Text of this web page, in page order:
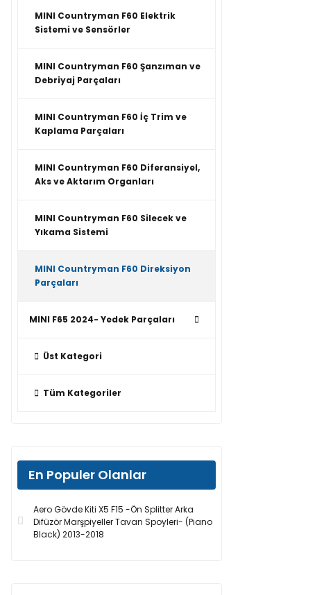
MINI Countryman F60 Elektrik
Sistemi ve Sensörler
MINI Countryman F60 Şanzıman ve
Debriyaj Parçaları
MINI Countryman F60 İç Trim ve
Kaplama Parçaları
MINI Countryman F60 Diferansiyel,
Aks ve Aktarım Organları
MINI Countryman F60 Silecek ve
Yıkama Sistemi
MINI Countryman F60 Direksiyon
Parçaları
MINI F65 2024- Yedek Parçaları
Üst Kategori
Tüm Kategoriler
En Populer Olanlar
Aero Gövde Kiti X5 F15 -Ön Splitter Arka
Difüzör Marşpiyeller Tavan Spoyleri- (Piano
Black) 2013-2018